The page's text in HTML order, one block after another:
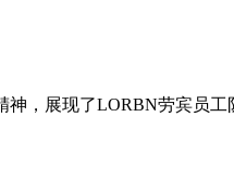
，展现了LORBN劳宾员